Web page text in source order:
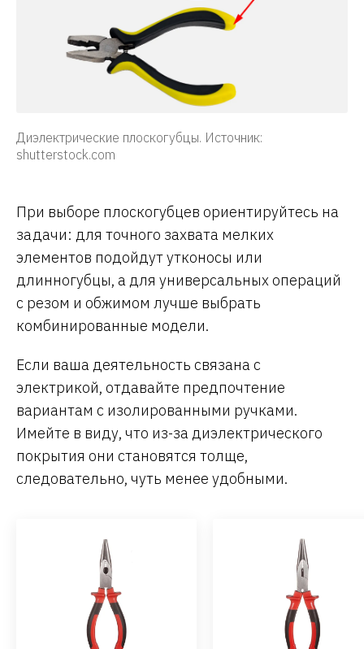
Диэлектрические плоскогубцы. Источник:
shutterstock.com
При выборе плоскогубцев ориентируйтесь на
задачи: для точного захвата мелких
элементов подойдут утконосы или
длинногубцы, а для универсальных операций
с резом и обжимом лучше выбрать
комбинированные модели.
Если ваша деятельность связана с
электрикой, отдавайте предпочтение
вариантам с изолированными ручками.
Имейте в виду, что из-за диэлектрического
покрытия они становятся толще,
следовательно, чуть менее удобными.